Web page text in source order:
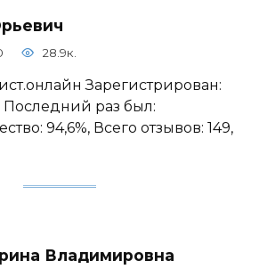
28.9к.
Зарегистрирован:
Последний раз был:
94,6%, Всего отзывов: 149,
Владимировна